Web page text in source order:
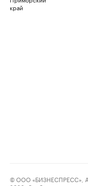
край
© ООО «БИЗНЕСПРЕСС»,